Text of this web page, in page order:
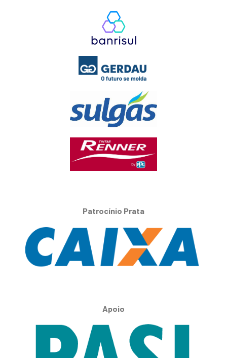
Patrocínio Prata
Apoio